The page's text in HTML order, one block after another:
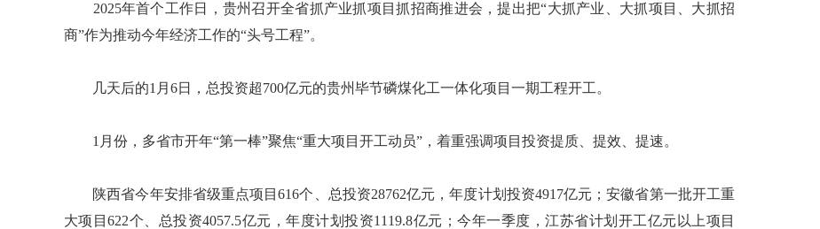
2025年首个工作日，贵州召开全省抓产业抓项目抓招商推进会，提出把“大抓产业、大抓项目、大抓招
商”作为推动今年经济工作的“头号工程”。
几天后的1月6日，总投资超700亿元的贵州毕节磷煤化工一体化项目一期工程开工。
1月份，多省市开年“第一棒”聚焦“重大项目开工动员”，着重强调项目投资提质、提效、提速。
陕西省今年安排省级重点项目616个、总投资28762亿元，年度计划投资4917亿元；安徽省第一批开工重
大项目622个、总投资4057.5亿元，年度计划投资1119.8亿元；今年一季度，江苏省计划开工亿元以上项目